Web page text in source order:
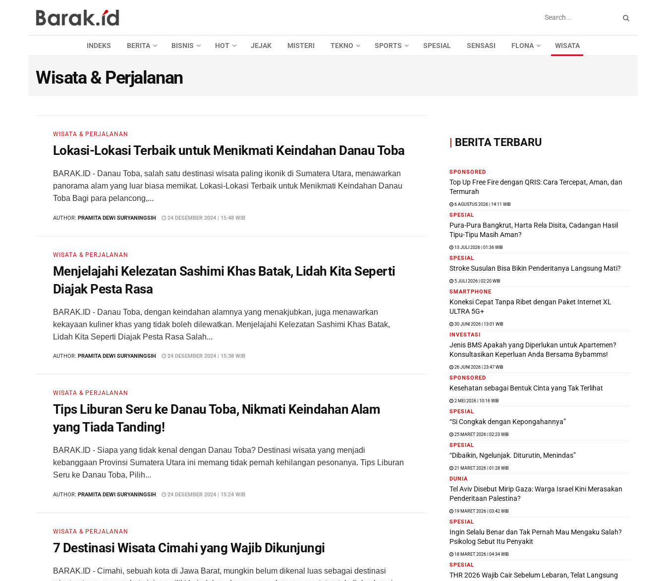
INDEKS BERITA BISNIS HOT JEJAK MISTERI TEKNO SPORTS SPESIAL SENSASI FLONA WISATA
Wisata & Perjalanan
WISATA & PERJALANAN
Lokasi-Lokasi Terbaik untuk Menikmati Keindahan Danau Toba
BARAK.ID - Danau Toba, salah satu destinasi wisata paling ikonik di Sumatera Utara, menawarkan
panorama alam yang luar biasa memikat. Lokasi-Lokasi Terbaik untuk Menikmati Keindahan Danau
Toba Bagi para pelancong,...
AUTHOR: PRAMITA DEWI SURYANINGSIH 24 DESEMBER 2024 | 15:48 WIB
WISATA & PERJALANAN
Menjelajahi Kelezatan Sashimi Khas Batak, Lidah Kita Seperti
Diajak Pesta Rasa
BARAK.ID - Danau Toba, dengan keindahan alamnya yang menakjubkan, juga menawarkan
kekayaan kuliner khas yang tidak boleh dilewatkan. Menjelajahi Kelezatan Sashimi Khas Batak,
Lidah Kita Seperti Diajak Pesta Rasa Salah...
AUTHOR: PRAMITA DEWI SURYANINGSIH 24 DESEMBER 2024 | 15:38 WIB
WISATA & PERJALANAN
Tips Liburan Seru ke Danau Toba, Nikmati Keindahan Alam
yang Tiada Tanding!
BARAK.ID - Siapa yang tidak kenal dengan Danau Toba? Destinasi wisata yang menjadi
kebanggaan Provinsi Sumatera Utara ini memang tidak pernah kehilangan pesonanya. Tips Liburan
Seru ke Danau Toba, Pilih...
AUTHOR: PRAMITA DEWI SURYANINGSIH 24 DESEMBER 2024 | 15:24 WIB
WISATA & PERJALANAN
7 Destinasi Wisata Cimahi yang Wajib Dikunjungi
BARAK.ID - Cimahi, sebuah kota di Jawa Barat, mungkin belum dikenal luas sebagai destinasi
| BERITA TERBARU
SPONSORED
Top Up Free Fire dengan QRIS: Cara Tercepat, Aman, dan
Termurah
6 AGUSTUS 2026 | 14:11 WIB
SPESIAL
Pura-Pura Bangkrut, Harta Rela Disita, Cadangan Hasil
Tipu-Tipu Masih Aman?
13 JULI 2026 | 01:36 WIB
SPESIAL
Stroke Susulan Bisa Bikin Penderitanya Langsung Mati?
5 JULI 2026 | 02:20 WIB
SMARTPHONE
Koneksi Cepat Tanpa Ribet dengan Paket Internet XL
ULTRA 5G+
30 JUNI 2026 | 13:01 WIB
INVESTASI
Jenis BMS Apakah yang Diperlukan untuk Apartemen?
Konsultasikan Keperluan Anda Bersama Bybamms!
26 JUNI 2026 | 23:47 WIB
SPONSORED
Kesehatan sebagai Bentuk Cinta yang Tak Terlihat
2 MEI 2026 | 10:16 WIB
SPESIAL
“Si Congkak dengan Kepongahannya”
25 MARET 2026 | 02:23 WIB
SPESIAL
“Dibaikin, Ngelunjak. Diturutin, Menindas”
21 MARET 2026 | 01:28 WIB
DUNIA
Tel Aviv Disebut Mirip Gaza: Warga Israel Kini Merasakan
Penderitaan Palestina?
19 MARET 2026 | 03:42 WIB
SPESIAL
Ingin Selalu Benar dan Tak Pernah Mau Mengaku Salah?
Psikolog Sebut Itu Penyakit
18 MARET 2026 | 04:34 WIB
SPESIAL
THR 2026 Wajib Cair Sebelum Lebaran, Telat Langsung